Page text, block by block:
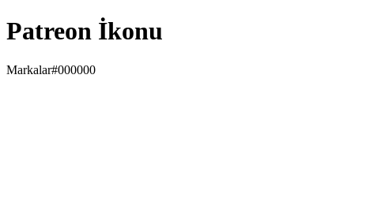
Patreon İkonu
Markalar#000000